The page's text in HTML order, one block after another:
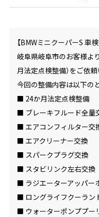
【BMWミニクーパーS 車
岐阜県岐阜市のお客様よ
月法定点検整備）をご依
今回の整備内容は以下の
■ 24か月法定点検整備
■ ブレーキフルード全量交
■ エアコンフィルター交
■ エアクリーナー交換
■ スパークプラグ交換
■ スタビリンク左右交換
■ ラジエーターアッパー
■ ロングライフクーラン
■ ウォーターポンププー